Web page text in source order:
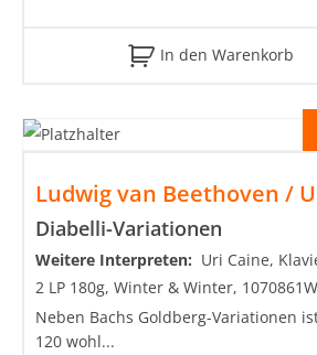
In den Warenkorb
Ludwig van Beethoven /
Diabelli-Variationen
Weitere Interpreten: Uri Caine,
2 LP 180g, Winter & Winter,
Neben Bachs Goldberg-Variationen
120 wohl...